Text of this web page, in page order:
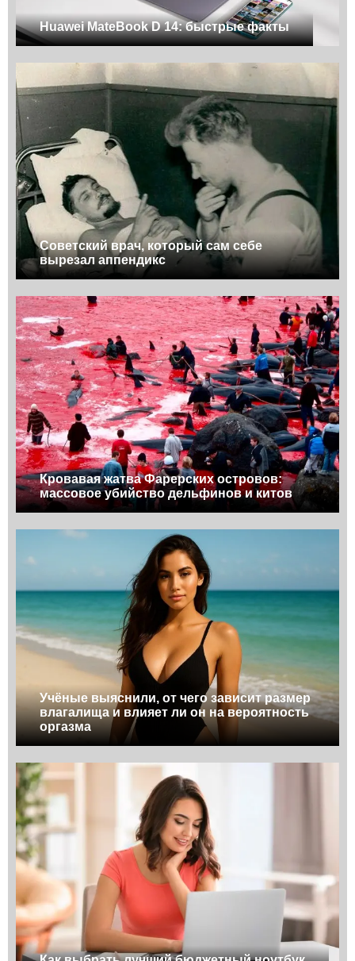
Huawei MateBook D 14: быстрые факты
Советский врач, который сам себе
вырезал аппендикс
Кровавая жатва Фарерских островов:
массовое убийство дельфинов и китов
Учёные выяснили, от чего зависит размер
влагалища и влияет ли он на вероятность
оргазма